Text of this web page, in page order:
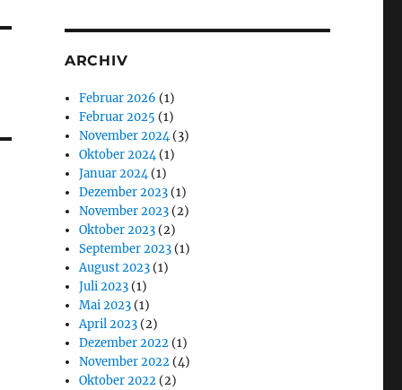
ARCHIV
Februar 2026 (1)
Februar 2025 (1)
November 2024(3)
Oktober 2024(1)
Januar 2024(1)
Dezember 2023 (1)
November 2023 (2)
Oktober 2023 (2)
September 2023 (1)
August 2023 (1)
Juli 2023 (1)
Mai 2023 (1)
April 2023 (2)
Dezember 2022 (1)
November 2022 (4)
Oktober 2022 (2)